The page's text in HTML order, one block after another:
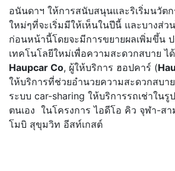
อนันดาฯ ให้การสนับสนุนและริเริ่มนวัต
ใหม่ๆที่จะเริ่มมีให้เห็นในปีนี้ และบางส่ว
ก่อนหน้านี้โดยจะมีการขยายผลเพิ่มขึ้น ป
เทคโนโลยีใหม่เพื่อความสะดวกสบาย ไ
Haupcar Co, ผู้ให้บริการ ฮอปคาร์ (
ให้บริการที่ช่วยอำนวยความสะดวกสบา
ระบบ car-sharing ให้บริการรถเช่าในรู
ตนเอง ในโครงการ ไอดีโอ คิว จุฬา-ส
โมบิ สุขุมวิท อีสท์เกสต์